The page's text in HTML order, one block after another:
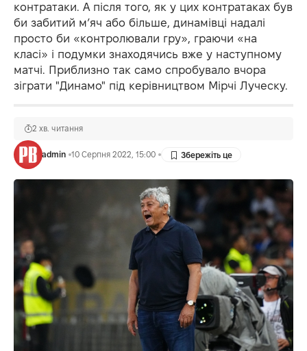
контратаки. А після того, як у цих контратаках був
би забитий м’яч або більше, динамівці надалі
просто би «контролювали гру», граючи «на
класі» і подумки знаходячись вже у наступному
матчі. Приблизно так само спробувало вчора
зіграти "Динамо" під керівництвом Мірчі Луческу.
admin 10 Серпня 2022, 15:00
2 хв. читання